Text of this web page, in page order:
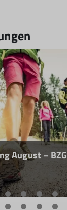
August – BZG